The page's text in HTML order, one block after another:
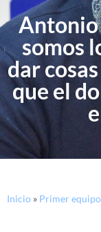
Antonio
somos
dar
que el
Inicio » Primer equipo